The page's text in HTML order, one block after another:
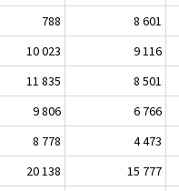
788 8 601
10 023
9 116
11 835
8 501
9 806
6 766
8 778 4 473
20 138
15 777